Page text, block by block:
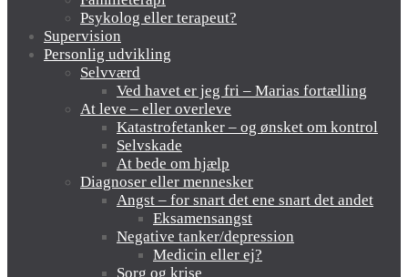
Psykolog eller terapeut?
Supervision
Personlig udvikling
Selvværd
Ved havet er jeg fri – Marias fortælling
At leve – eller overleve
Katastrofetanker – og ønsket om kontrol
Selvskade
At bede om hjælp
Diagnoser eller mennesker
Angst – for snart det ene snart det andet
Eksamensangst
Negative tanker/depression
Medicin eller ej?
Sorg og krise